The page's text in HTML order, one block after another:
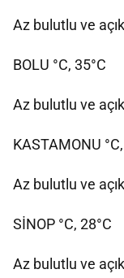
Az bulutlu ve
BOLU °C, 35°C
Az bulutlu ve açık
KASTAMONU
Az bulutlu ve açık
SİNOP °C, 28°C
Az bulutlu ve açık